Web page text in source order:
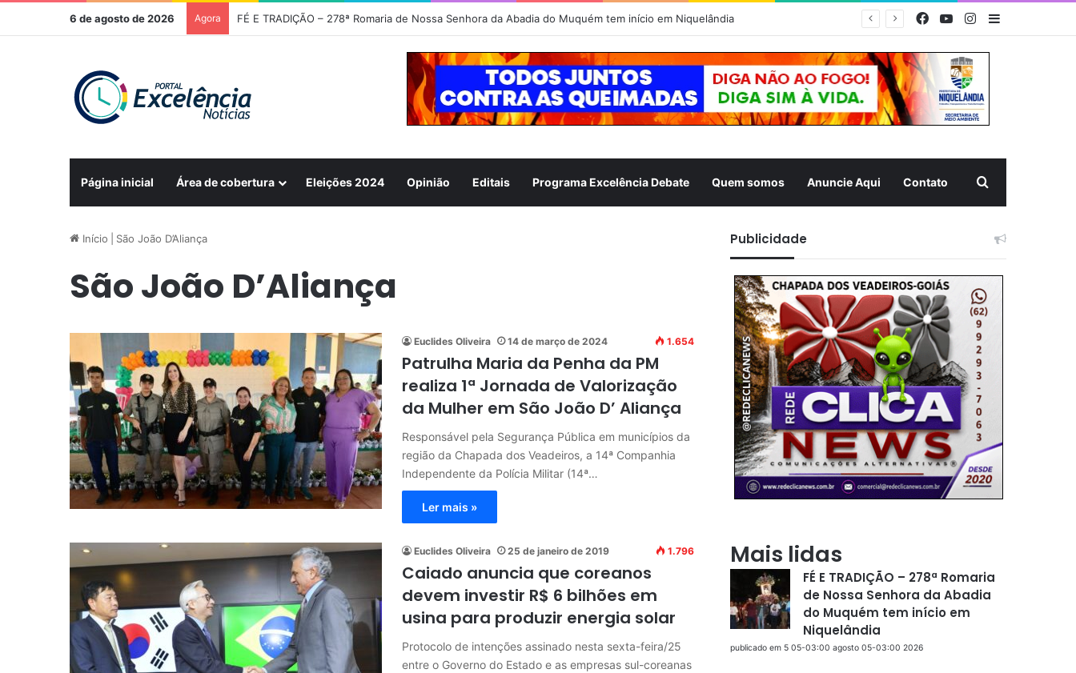
6 de agosto de 2026 Agora FÉ E TRADIÇÃO – 278ª Romaria de Nossa Senhora da Abadia do Muquém tem início em Niquelândia FacebookYouTubeInstagram
Página inicial Área de cobertura Eleições 2024 Opinião Editais Programa Excelência Debate Quem somos Anuncie Aqui Contato
Início São João D’Aliança
São João D’Aliança
Euclides Oliveira 14 de março de 2024 1.654
Patrulha Maria da Penha da PM
realiza 1ª Jornada de Valorização
da Mulher em São João D’ Aliança
Responsável pela Segurança Pública em municípios da
região da Chapada dos Veadeiros, a 14ª Companhia
Independente da Polícia Militar (14ª…
Ler mais »
Euclides Oliveira 25 de janeiro de 2019 1.796
Caiado anuncia que coreanos
devem investir R$ 6 bilhões em
usina para produzir energia solar
Protocolo de intenções assinado nesta sexta-feira/25
entre o Governo do Estado e as empresas sul-coreanas
Publicidade
Mais lidas
FÉ E TRADIÇÃO – 278ª Romaria
de Nossa Senhora da Abadia
do Muquém tem início em
Niquelândia
publicado em 5 05-03:00 agosto 05-03:00 2026